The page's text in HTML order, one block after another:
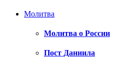
Молитва
Молитва о России
Пост Даниила